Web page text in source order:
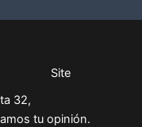
Site
32,
tu opinión.